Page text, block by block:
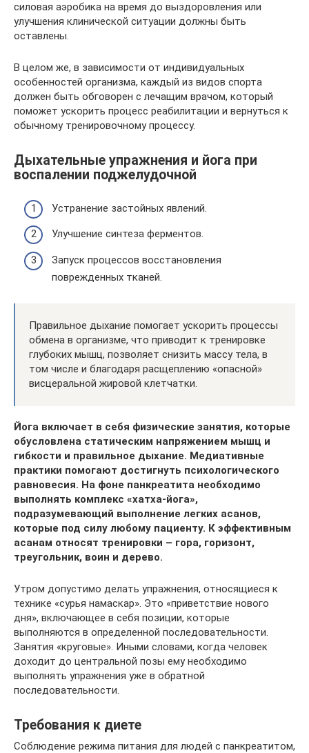
силовая аэробика на время до выздоровления или
улучшения клинической ситуации должны быть
оставлены.
В целом же, в зависимости от индивидуальных
особенностей организма, каждый из видов спорта
должен быть обговорен с лечащим врачом, который
поможет ускорить процесс реабилитации и вернуться к
обычному тренировочному процессу.
Дыхательные упражнения и йога при
воспалении поджелудочной
Устранение застойных явлений.
Улучшение синтеза ферментов.
Запуск процессов восстановления
поврежденных тканей.
Правильное дыхание помогает ускорить процессы
обмена в организме, что приводит к тренировке
глубоких мышц, позволяет снизить массу тела, в
том числе и благодаря расщеплению «опасной»
висцеральной жировой клетчатки.
Йога включает в себя физические занятия, которые
обусловлена статическим напряжением мышц и
гибкости и правильное дыхание. Медиативные
практики помогают достигнуть психологического
равновесия. На фоне панкреатита необходимо
выполнять комплекс «хатха-йога»,
подразумевающий выполнение легких асанов,
которые под силу любому пациенту. К эффективным
асанам относят тренировки – гора, горизонт,
треугольник, воин и дерево.
Утром допустимо делать упражнения, относящиеся к
технике «сурья намаскар». Это «приветствие нового
дня», включающее в себя позиции, которые
выполняются в определенной последовательности.
Занятия «круговые». Иными словами, когда человек
доходит до центральной позы ему необходимо
выполнять упражнения уже в обратной
последовательности.
Требования к диете
Соблюдение режима питания для людей с панкреатитом,